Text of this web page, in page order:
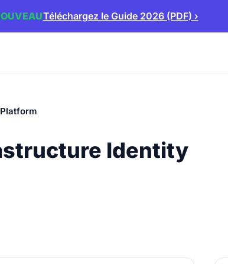
Téléchargez le Guide 2026 (PDF) ›
Identity